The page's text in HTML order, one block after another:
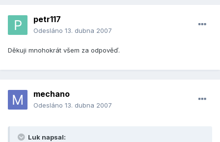
petr117
Odesláno 13. dubna 2007
Děkuji mnohokrát všem za odpověď.
mechano
Odesláno 13. dubna 2007
Luk napsal: